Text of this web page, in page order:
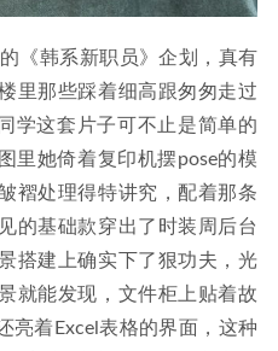
《韩系新职员》企划，真有
里那些踩着细高跟匆匆走过
学这套片子可不止是简单的
里她倚着复印机摆pose的模
褶处理得特讲究，配着那条
的基础款穿出了时装周后台
搭建上确实下了狠功夫，光
就能发现，文件柜上贴着故
亮着Excel表格的界面，这种